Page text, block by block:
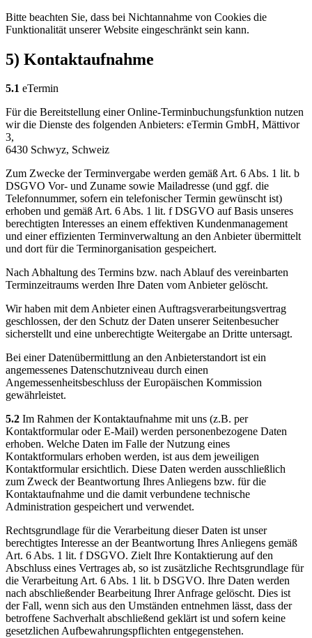
Bitte beachten Sie, dass bei Nichtannahme von Cookies die
Funktionalität unserer Website eingeschränkt sein kann.
5) Kontaktaufnahme
5.1 eTermin
Für die Bereitstellung einer Online-Terminbuchungsfunktion nutzen
wir die Dienste des folgenden Anbieters: eTermin GmbH, Mättivor
3,
6430 Schwyz, Schweiz
Zum Zwecke der Terminvergabe werden gemäß Art. 6 Abs. 1 lit. b
DSGVO Vor- und Zuname sowie Mailadresse (und ggf. die
Telefonnummer, sofern ein telefonischer Termin gewünscht ist)
erhoben und gemäß Art. 6 Abs. 1 lit. f DSGVO auf Basis unseres
berechtigten Interesses an einem effektiven Kundenmanagement
und einer effizienten Terminverwaltung an den Anbieter übermittelt
und dort für die Terminorganisation gespeichert.
Nach Abhaltung des Termins bzw. nach Ablauf des vereinbarten
Terminzeitraums werden Ihre Daten vom Anbieter gelöscht.
Wir haben mit dem Anbieter einen Auftragsverarbeitungsvertrag
geschlossen, der den Schutz der Daten unserer Seitenbesucher
sicherstellt und eine unberechtigte Weitergabe an Dritte untersagt.
Bei einer Datenübermittlung an den Anbieterstandort ist ein
angemessenes Datenschutzniveau durch einen
Angemessenheitsbeschluss der Europäischen Kommission
gewährleistet.
5.2 Im Rahmen der Kontaktaufnahme mit uns (z.B. per
Kontaktformular oder E-Mail) werden personenbezogene Daten
erhoben. Welche Daten im Falle der Nutzung eines
Kontaktformulars erhoben werden, ist aus dem jeweiligen
Kontaktformular ersichtlich. Diese Daten werden ausschließlich
zum Zweck der Beantwortung Ihres Anliegens bzw. für die
Kontaktaufnahme und die damit verbundene technische
Administration gespeichert und verwendet.
Rechtsgrundlage für die Verarbeitung dieser Daten ist unser
berechtigtes Interesse an der Beantwortung Ihres Anliegens gemäß
Art. 6 Abs. 1 lit. f DSGVO. Zielt Ihre Kontaktierung auf den
Abschluss eines Vertrages ab, so ist zusätzliche Rechtsgrundlage für
die Verarbeitung Art. 6 Abs. 1 lit. b DSGVO. Ihre Daten werden
nach abschließender Bearbeitung Ihrer Anfrage gelöscht. Dies ist
der Fall, wenn sich aus den Umständen entnehmen lässt, dass der
betroffene Sachverhalt abschließend geklärt ist und sofern keine
gesetzlichen Aufbewahrungspflichten entgegenstehen.